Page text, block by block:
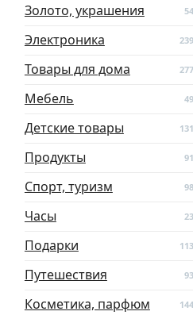
Золото, украшения 54
Электроника 239
Товары для дома 277
Мебель 49
Детские товары 131
Продукты 91
Спорт, туризм 98
Часы 23
Подарки 113
Путешествия 93
Косметика, парфюм 144